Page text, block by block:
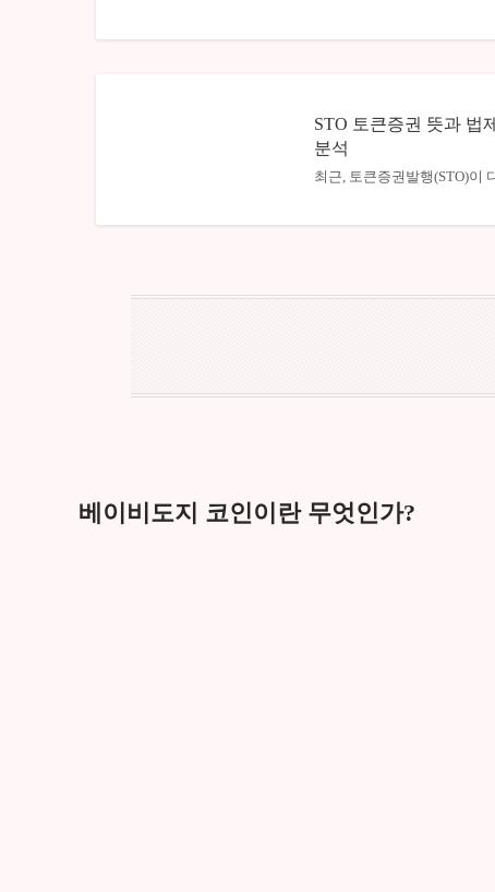
STO 토큰증권 뜻과 법
분석
최근, 토큰증권발행(STO)이
베이비도지 코인이란 무엇인가?